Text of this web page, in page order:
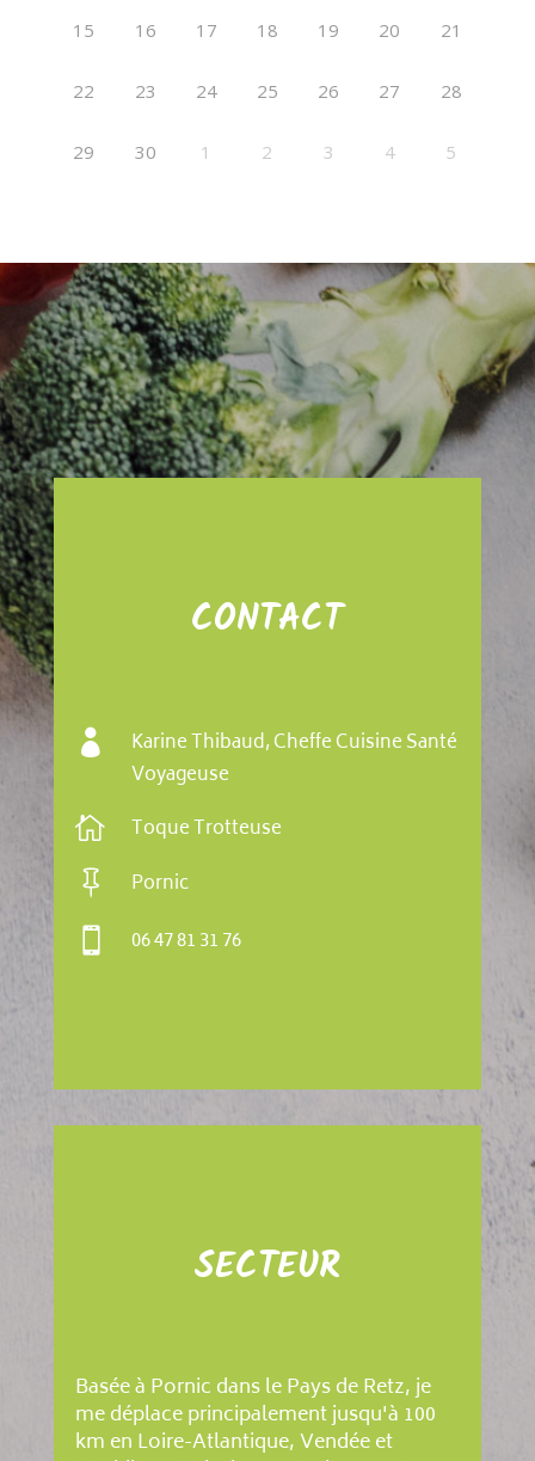
15 16 17 18 19 20 21
22 23 24 25 26 27 28
29 30 1 2 3 4 5
CONTACT

Karine Thibaud, Cheffe Cuisine Santé
Voyageuse
 Toque Trotteuse
 Pornic
 06 47 81 31 76
SECTEUR
Basée à Pornic dans le Pays de Retz, je
me déplace principalement jusqu'à 100
km en Loire-Atlantique, Vendée et